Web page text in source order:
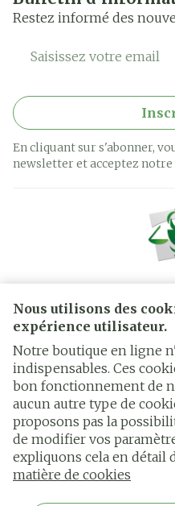
Nous utilisons des
expérience utilisateur.
Notre boutique en ligne
indispensables. Ces
bon fonctionnement de
aucun autre type de
proposons pas la
de modifier vos
expliquons cela en détail
matière de cookies
Restez informé des
Adresse mail
En cliquant sur s'abonner,
newsletter et acceptez notre
Liens légaux